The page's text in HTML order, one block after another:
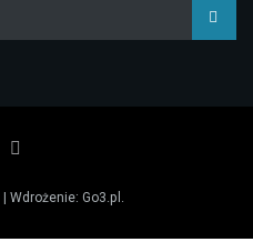
| Wdrożenie: Go3.pl.